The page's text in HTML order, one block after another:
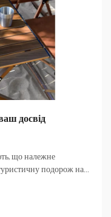
досвід
що належне
подорож на